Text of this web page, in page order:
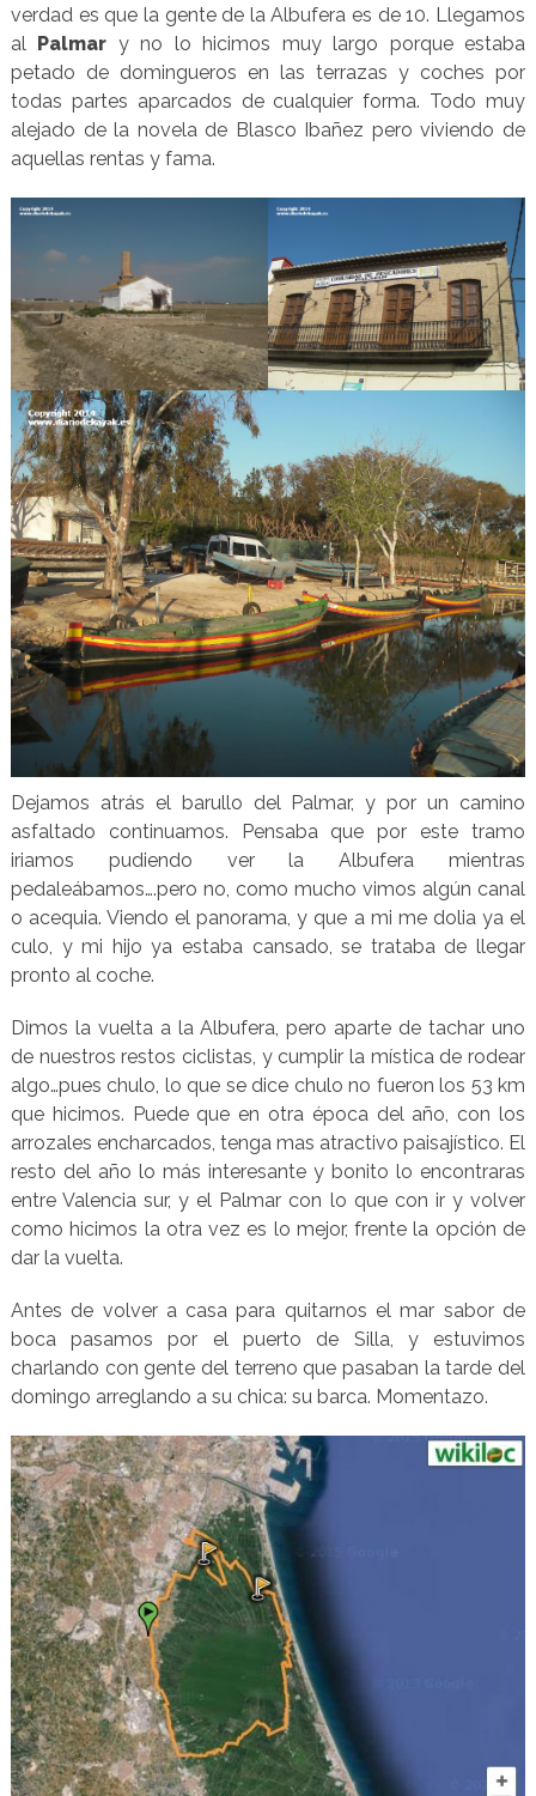
verdad es que la gente de la Albufera es de 10. Llegamos
al
Palmar y no lo hicimos muy largo porque estaba
petado de domingueros en las terrazas y coches por
todas partes aparcados de cualquier forma. Todo muy
alejado de la novela de Blasco Ibañez pero viviendo de
aquellas rentas y fama.
Dejamos atrás el barullo del Palmar, y por un camino
asfaltado continuamos. Pensaba que por este tramo
iriamos pudiendo ver la Albufera mientras
pedaleábamos….pero no, como mucho vimos algún canal
o acequia. Viendo el panorama, y que a mi me dolia ya el
culo, y mi hijo ya estaba cansado, se trataba de llegar
pronto al coche.
Dimos la vuelta a la Albufera, pero aparte de tachar uno
de nuestros restos ciclistas, y cumplir la mística de rodear
algo…pues chulo, lo que se dice chulo no fueron los 53 km
que hicimos. Puede que en otra época del año, con los
arrozales encharcados, tenga mas atractivo paisajístico. El
resto del año lo más interesante y bonito lo encontraras
entre Valencia sur, y el Palmar con lo que con ir y volver
como hicimos la otra vez es lo mejor, frente la opción de
dar la vuelta.
Antes de volver a casa para quitarnos el mar sabor de
boca pasamos por el puerto de Silla, y estuvimos
charlando con gente del terreno que pasaban la tarde del
domingo arreglando a su chica: su barca. Momentazo.